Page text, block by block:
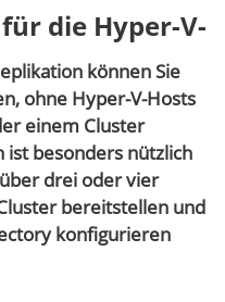
die Hyper-V-
können Sie
ohne Hyper-V-Hosts
einem Cluster
ist besonders nützlich
drei oder vier
bereitstellen und
konfigurieren